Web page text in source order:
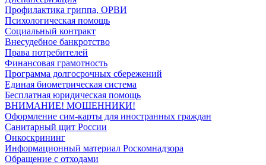
Профилактика гриппа, ОРВИ
Психологическая помощь
Социальный контракт
Внесудебное банкротство
Права потребителей
Финансовая грамотность
Программа долгосрочных сбережений
Единая биометрическая система
Бесплатная юридическая помощь
ВНИМАНИЕ! МОШЕННИКИ!
Оформление сим-карты для иностранных граждан
Санитарный щит России
Онкоскрининг
Информационный материал Роскомнадзора
Обращение с отходами